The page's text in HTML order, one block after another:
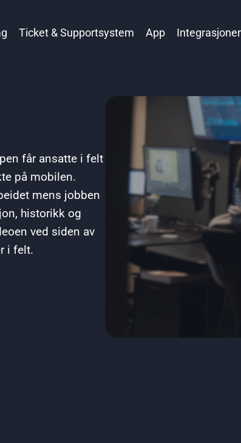
Ticket & Supportsystem App Integrasjoner
får ansatte i felt
på mobilen.
mens jobben
historikk og
ved siden av
i felt.